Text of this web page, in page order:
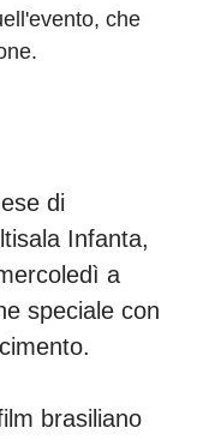
che
di
Infanta,
a
speciale con
brasiliano